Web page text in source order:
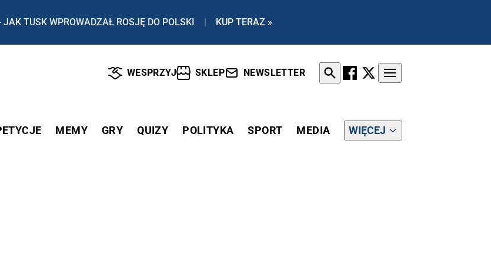
TUSK WPROWADZAŁ ROSJĘ DO POLSKI | KUP TERAZ »
WESPRZYJ SKLEP NEWSLETTER
MEMY GRY QUIZY POLITYKA SPORT MEDIA WIĘCEJ